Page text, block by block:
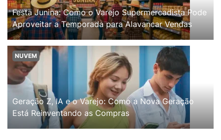
Festa Junina: Como o Varejo Supermercadista Pode
Aproveitar a Temporada para Alavancar Vendas
NUVEM
Geração Z, IA e o Varejo: Como a Nova Geração
Está Reinventando as Compras